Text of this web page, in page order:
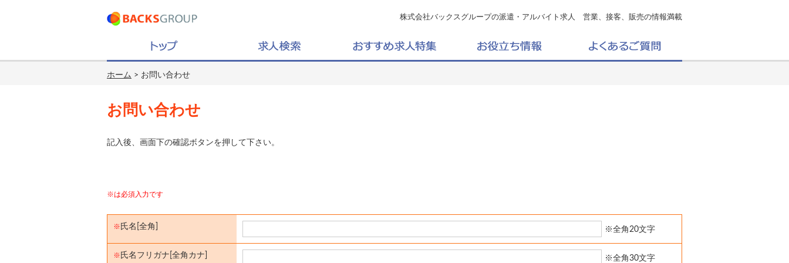
株式会社バックスグループの派遣・アルバイト求人 営業、接客、販売の情報満載
ホーム > お問い合わせ
お問い合わせ
記入後、画面下の確認ボタンを押して下さい。
※は必須入力です
※ 氏名[全角] ※全角20文字
※ 氏名フリガナ[全角カナ] ※全角30文字